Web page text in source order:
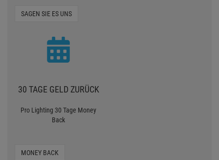
SAGEN SIE ES UNS
30 TAGE GELD ZURÜCK
Pro Lighting 30 Tage Money
Back
MONEY BACK